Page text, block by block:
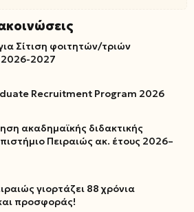
Σίτιση φοιτητών/τριών
2026-2027
Recruitment Program 2026
ακαδημαϊκής διδακτικής
Πειραιώς ακ. έτους 2026–
γιορτάζει 88 χρόνια
προσφοράς!